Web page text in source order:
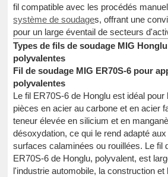
fil compatible avec les procédés
système de soudages, offrant une
pour un large éventail de secteurs
Types de fils de soudage MIG
polyvalentes
Fil de soudage MIG ER70S-6 pour
polyvalentes
Le fil ER70S-6 de Honglu est idéal pour
pièces en acier au carbone et en acier
teneur élevée en silicium et en
désoxydation, ce qui le rend adapté
surfaces calaminées ou rouillées. Le fil
ER70S-6 de Honglu, polyvalent, est
l'industrie automobile, la construction et